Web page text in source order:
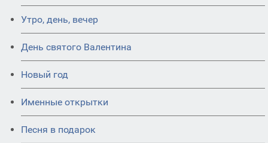
Утро, день, вечер
День святого Валентина
Новый год
Именные открытки
Песня в подарок